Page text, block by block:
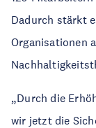
Dadurch stärkt
Organisationen
„Durch die
wir jetzt die